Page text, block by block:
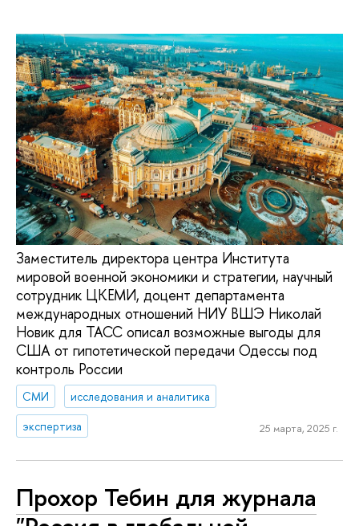
Заместитель директора центра Института
мировой военной экономики и стратегии, научный
сотрудник ЦКЕМИ, доцент департамента
международных отношений НИУ ВШЭ Николай
Новик для ТАСС описал возможные выгоды для
США от гипотетической передачи Одессы под
контроль России
СМИ
исследования и аналитика
экспертиза
25 марта, 2025 г.
Прохор Тебин для журнала